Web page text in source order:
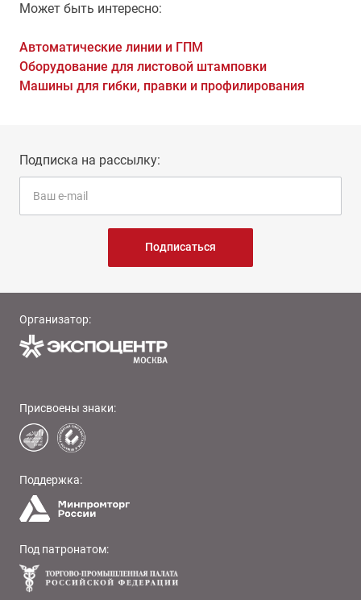
Может быть интересно:
Автоматические линии и ГПМ
Оборудование для листовой штамповки
Машины для гибки, правки и профилирования
Подписка на рассылку:
Подписаться
Организатор:
Присвоены знаки:
Поддержка:
Под патронатом: